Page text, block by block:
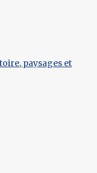
paysages et